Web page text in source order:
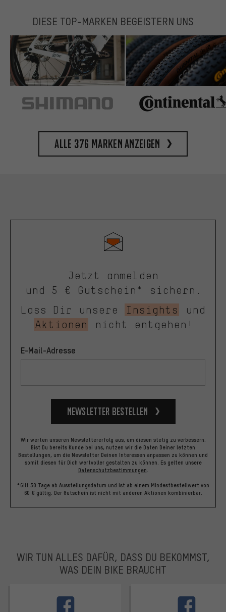
DIESE TOP-MARKEN BEGEISTERN UNS
Alle 376 Marken anzeigen
Jetzt anmelden
und 5 € Gutschein* sichern.
Lass Dir unsere
Insights
und
Aktionen
nicht entgehen!
E-Mail-Adresse
Newsletter bestellen
Wir werten unseren Newslettererfolg aus, um diesen stetig zu verbessern.
Bist Du bereits Kunde bei uns, nutzen wir die Daten Deiner letzten
Bestellungen, um die Newsletter Deinen Interessen anpassen zu können und
somit diesen für Dich wertvoller gestalten zu können. Es gelten unsere
Datenschutzbestimmungen
*Gilt 30 Tage ab Ausstellungsdatum und ist ab einem Mindestbestellwert von
60 € gültig. Der Gutschein ist nicht mit anderen Aktionen kombinierbar.
WIR TUN ALLES DAFÜR, DASS DU BEKOMMST,
WAS DEIN BIKE BRAUCHT